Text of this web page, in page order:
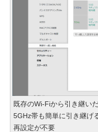
既存のWi-Fiから引き継い
5GHz帯も簡単に引き継げ
再設定が不要